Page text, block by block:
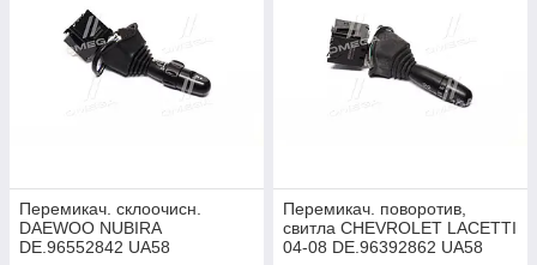
Перемикач. склоочисн.
DAEWOO NUBIRA
DE.96552842 UA58
Перемикач. поворотив,
свитла CHEVROLET LACETTI
04-08 DE.96392862 UA58